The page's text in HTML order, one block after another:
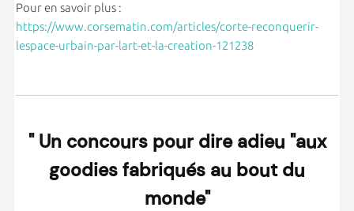
Pour en savoir plus :
https://www.corsematin.com/articles/corte-reconquerir-
lespace-urbain-par-lart-et-la-creation-121238
" Un concours pour dire adieu "aux
goodies fabriqués au bout du
monde"